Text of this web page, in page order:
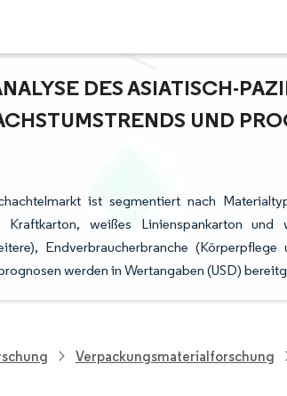
DES ASIATISCH-
UND
ist segmentiert nach
Kraftkarton, weißes Linienspankarton und
Endverbraucherbranche
werden in Wertangaben (USD)
Verpackungsmaterialforschung